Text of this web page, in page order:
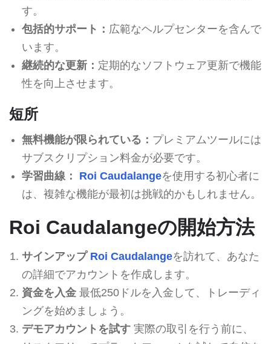
す。
包括的サポート： 広範なヘルプセンターを含んで
います。
継続的な更新： 定期的なソフトウェア更新で機能
性を向上させます。
短所
無料機能が限られている： プレミアムツールには
サブスクリプション料金が必要です。
学習曲線：
Roi Caudalangeを使用する初心者に
は、複雑な機能が最初は挑戦的かもしれません。
Roi Caudalangeの開始方法
サインアップ Roi Caudalangeを訪れて、あなた
の詳細でアカウントを作成します。
資金を入金最低250ドルを入金して、トレーディ
ングを始めましょう。
デモアカウントを試す実際の取引を行う前に、